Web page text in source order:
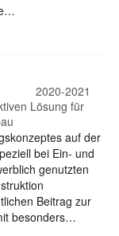
2020-2021
Lösung für
auf der
bei Ein- und
genutzten
Beitrag zur
besonders…